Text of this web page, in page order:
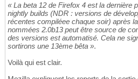
« La beta 12 de Firefox 4 est la dernière
nightly builds (NDR : versions de
récentes compiléee chaque soir) après
nommées 2.0b13 peut être source de
des versions est automatisé. Cela ne
sortirons une 13ème bêta ».
Voilà qui est clair.